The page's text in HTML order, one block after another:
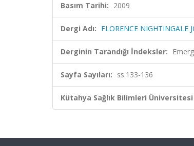
Basım Tarihi: 2009
Dergi Adı: FLORENCE NIGHTINGALE
Derginin Tarandığı İndeksler:
Sayfa Sayıları: ss.133-136
Kütahya Sağlık Bilimleri